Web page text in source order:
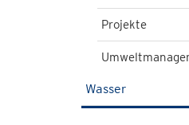
Projekte
Wasser